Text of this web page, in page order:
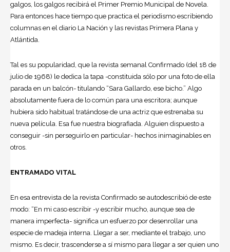
galgos, los galgos recibirá el Primer Premio Municipal de Novela.
Para entonces hace tiempo que practica el periodismo escribiendo
columnas en el diario La Nación y las revistas Primera Plana y
Atlántida.
Tal es su popularidad, que la revista semanal Confirmado (del 18 de
julio de 1968) le dedica la tapa -constituida sólo por una foto de ella
parada en un balcón- titulando “Sara Gallardo, ese bicho.” Algo
absolutamente fuera de lo común para una escritora; aunque
hubiera sido habitual tratándose de una actriz que estrenaba su
nueva película. Esa fue nuestra biografiada. Alguien dispuesto a
conseguir -sin perseguirlo en particular- hechos inimaginables en
otros.
ENTRAMADO VITAL
En esa entrevista de la revista Confirmado se autodescribió de este
modo: “En mi caso escribir -y escribir mucho, aunque sea de
manera imperfecta- significa un esfuerzo por desenrollar una
especie de madeja interna. Llegar a ser, mediante el trabajo, uno
mismo. Es decir, trascenderse a sí mismo para llegar a ser quien uno